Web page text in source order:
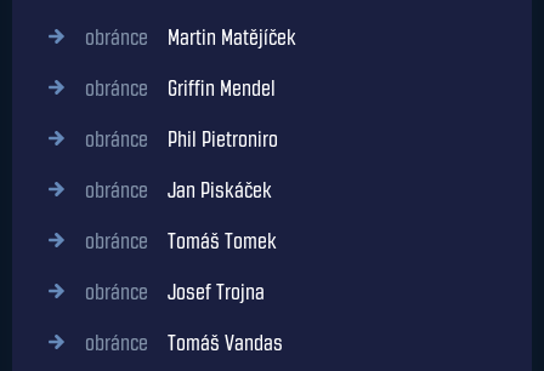
obránce Martin Matějíček
obránce Griffin Mendel
obránce Phil Pietroniro
obránce Jan Piskáček
obránce Tomáš Tomek
obránce Josef Trojna
obránce Tomáš Vandas